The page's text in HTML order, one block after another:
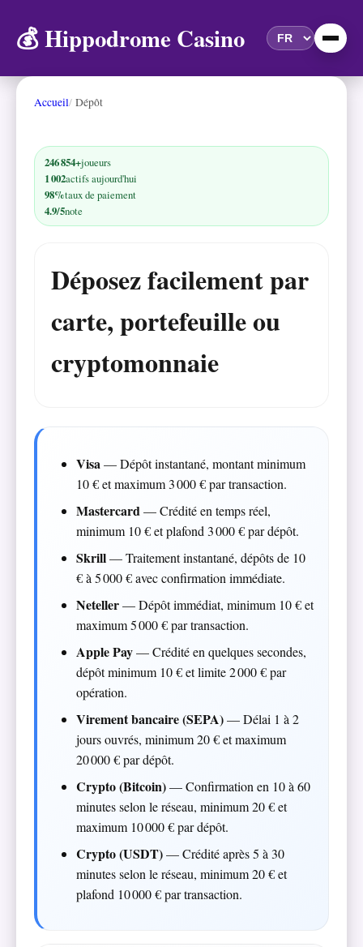
💰 Hippodrome Casino
Accueil Dépôt
246 854+joueurs
1 002actifs aujourd'hui
98%taux de paiement
4.9/5note
Déposez facilement par
carte, portefeuille ou
cryptomonnaie
Visa — Dépôt instantané, montant minimum
10 € et maximum 3 000 € par transaction.
Mastercard — Crédité en temps réel,
minimum 10 € et plafond 3 000 € par dépôt.
Skrill— Traitement instantané, dépôts de 10
€ à 5 000 € avec confirmation immédiate.
Neteller— Dépôt immédiat, minimum 10 € et
maximum 5 000 € par transaction.
Apple Pay— Crédité en quelques secondes,
dépôt minimum 10 € et limite 2 000 € par
opération.
Virement bancaire (SEPA)— Délai 1 à 2
jours ouvrés, minimum 20 € et maximum
20 000 € par dépôt.
Crypto (Bitcoin)— Confirmation en 10 à 60
minutes selon le réseau, minimum 20 € et
maximum 10 000 € par dépôt.
Crypto (USDT)— Crédité après 5 à 30
minutes selon le réseau, minimum 20 € et
plafond 10 000 € par transaction.